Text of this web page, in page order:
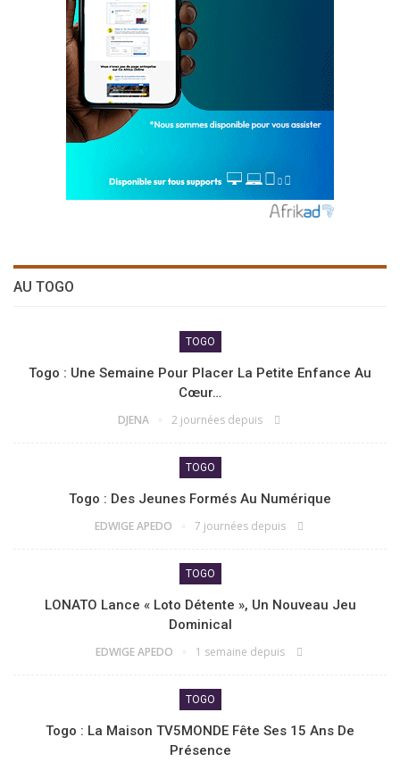
AU TOGO
TOGO
Togo : Une Semaine Pour Placer La Petite Enfance Au
Cœur…
DJENA 2 journées depuis
TOGO
Togo : Des Jeunes Formés Au Numérique
EDWIGE APEDO 7 journées depuis
TOGO
LONATO Lance « Loto Détente », Un Nouveau Jeu
Dominical
EDWIGE APEDO 1 semaine depuis
TOGO
Togo : La Maison TV5MONDE Fête Ses 15 Ans De
Présence